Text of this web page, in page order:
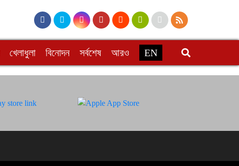
খেলাধুলা বিনোদন সর্বশেষ আরও EN